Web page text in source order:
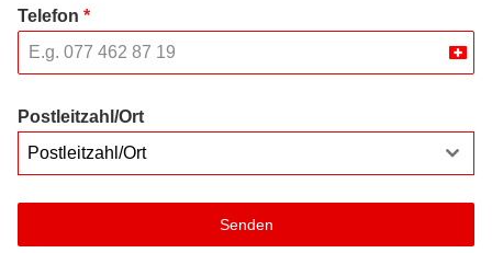
Telefon *
Postleitzahl/Ort
Postleitzahl/Ort
Senden